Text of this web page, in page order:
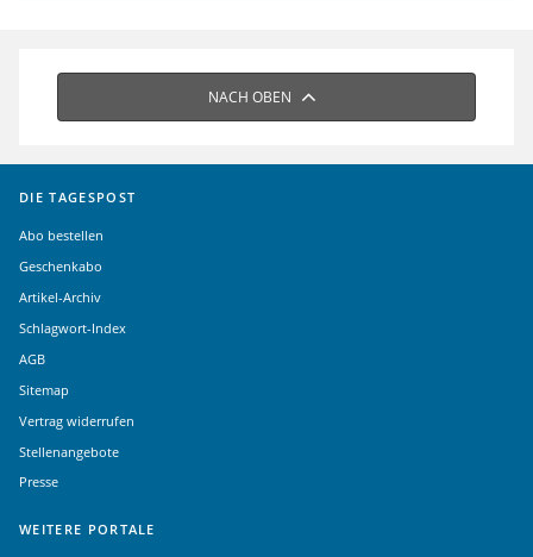
NACH OBEN
DIE TAGESPOST
Abo bestellen
Geschenkabo
Artikel-Archiv
Schlagwort-Index
AGB
Sitemap
Vertrag widerrufen
Stellenangebote
Presse
WEITERE PORTALE